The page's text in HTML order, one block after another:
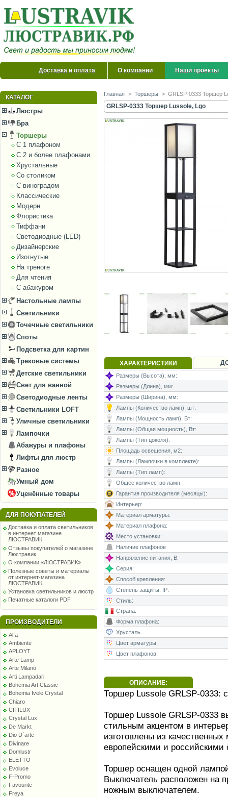
Доставка и оплата О компании Наши проекты
КАТАЛОГ
Люстры
Бра
Торшеры
С 1 плафоном
С 2 и более плафонами
Хрустальные
Со столиком
С виноградом
Классические
Модерн
Флористика
Тиффани
Светодиодные (LED)
Дизайнерские
Изогнутые
На треноге
Для чтения
С абажуром
Настольные лампы
Светильники
Точечные светильники
Споты
Подсветка для картин
Трековые системы
Детские светильники
Свет для ванной
Светодиодные ленты
Светильники LOFT
Уличные светильники
Лампочки
Абажуры и плафоны
Лифты для люстр
Разное
Умный дом
Уценённые товары
ДЛЯ ПОКУПАТЕЛЕЙ
Доставка и оплата светильников
в интернет магазине
ЛЮСТРАВИК
Отзывы покупателей о магазине
Люстравик
О компании «ЛЮСТРАВИК»
Полезные советы и материалы
от интернет-магазина
ЛЮСТРАВИК
Установка светильников и люстр
Печатные каталоги PDF
ПРОИЗВОДИТЕЛИ
Alfa
Ambiente
APLOYT
Arte Lamp
Arte Milano
Arti Lampadari
Bohemia Art Classic
Bohemia Ivele Crystal
Chiaro
CITILUX
Crystal Lux
De Markt
Dio D`arte
Divinare
Domlustr
ELETTO
Evoluce
F-Promo
Favourite
Freya
Главная > Торшеры > GRLSP-0333 Торшер
GRLSP-0333 Торшер Lussole, Lgo
ХАРАКТЕРИСТИКИ
Размеры (Высота), мм:
Размеры (Длина), мм:
Размеры (Ширина), мм:
Лампы (Количество ламп), шт:
Лампы (Мощность ламп), Вт:
Лампы (Общая мощность), Вт:
Лампы (Тип цоколя):
Площадь освещения, м2:
Лампы (Лампочки в комплекте):
Лампы (Тип ламп):
Общее количество ламп:
Гарантия производителя (месяцы):
Интерьер:
Материал арматуры:
Материал плафона:
Место установки:
Наличие плафонов
Напряжение питания, В:
Серия:
Способ крепления:
Степень защиты, IP:
Стиль:
Страна:
Форма плафона:
Хрусталь
Цвет арматуры:
Цвет плафонов:
ОПИСАНИЕ:
Торшер Lussole GRLSP-0333:
Торшер Lussole GRLSP-0333
стильным акцентом в
изготовлены из
европейскими и российскими
Торшер оснащен одной
Выключатель расположен на
ножным выключателем.